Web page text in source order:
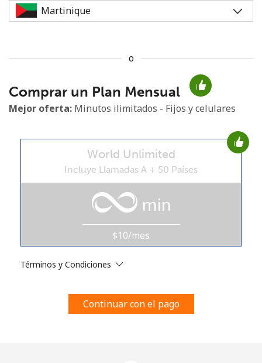
No se ha creado una contraseña
Mínimo 8 caracteres
Una letra mayúscula y una minúscula
Un número
estosTérminos y condiciones.
Únete
o
Comprar un Plan Mensual
Mejor oferta: Minutos ilimitados - Fijos y celulares
World Unlimited
Incluye Llamadas A + 50 Países
min
$10/mes
Términos y Condiciones
Continuar con el pago